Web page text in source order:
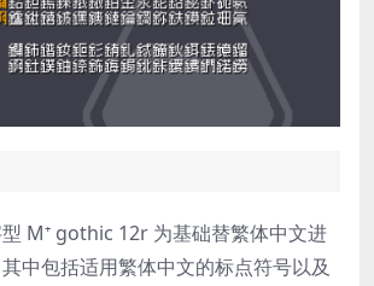
M⁺ gothic 12r 为基础替繁体中文进
中包括适用繁体中文的标点符号以及